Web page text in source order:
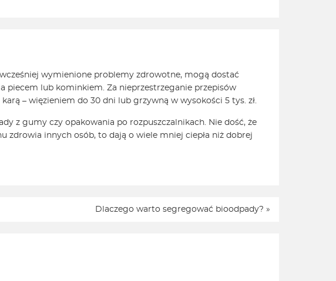
wymienione problemy zdrowotne, mogą dostać
piecem lub kominkiem. Za nieprzestrzeganie przepisów
– więzieniem do 30 dni lub grzywną w wysokości 5 tys. zł.
z gumy czy opakowania po rozpuszczalnikach. Nie dość, że
zdrowia innych osób, to dają o wiele mniej ciepła niż dobrej
Dlaczego warto segregować bioodpady? »